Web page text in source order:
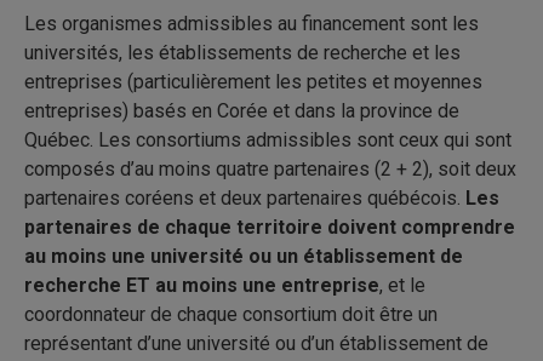
Les organismes admissibles au financement sont les
universités, les établissements de recherche et les
entreprises (particulièrement les petites et moyennes
entreprises) basés en Corée et dans la province de
Québec. Les consortiums admissibles sont ceux qui sont
composés d’au moins quatre partenaires (2 + 2), soit deux
partenaires coréens et deux partenaires québécois. Les
partenaires de chaque territoire doivent comprendre
au moins une université ou un établissement de
recherche ET au moins une entreprise, et le
coordonnateur de chaque consortium doit être un
représentant d’une université ou d’un établissement de